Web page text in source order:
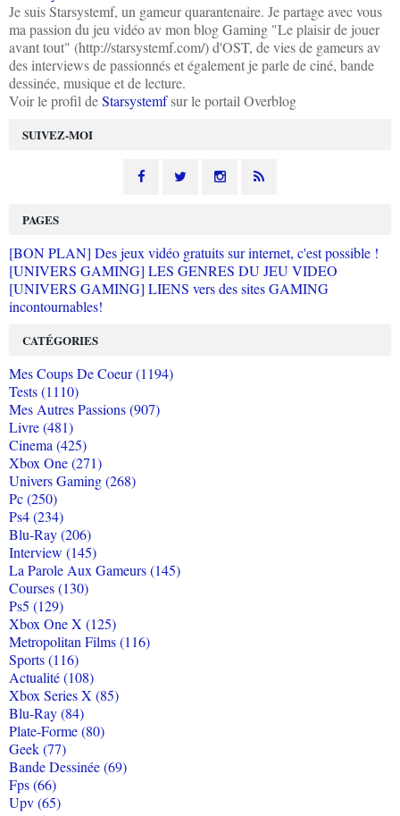
SUIVEZ-MOI
Je suis Starsystemf, un gameur quarantenaire. Je partage avec vous
ma passion du jeu vidéo av mon blog Gaming "Le plaisir de jouer
avant tout" (http://starsystemf.com/) d'OST, de vies de gameurs av
des interviews de passionnés et également je parle de ciné, bande
dessinée, musique et de lecture.
Voir le profil deStarsystemfsur le portail Overblog
PAGES
[BON PLAN] Des jeux vidéo gratuits sur internet, c'est possible !
[UNIVERS GAMING] LES GENRES DU JEU VIDEO
[UNIVERS GAMING] LIENS vers des sites GAMING
incontournables!
CATÉGORIES
Mes Coups De Coeur (1194)
Tests (1110)
Mes Autres Passions (907)
Livre (481)
Cinema (425)
Xbox One (271)
Univers Gaming (268)
Pc (250)
Ps4 (234)
Blu-Ray (206)
Interview (145)
La Parole Aux Gameurs (145)
Courses (130)
Ps5 (129)
Xbox One X (125)
Metropolitan Films (116)
Sports (116)
Actualité (108)
Xbox Series X (85)
Blu-Ray (84)
Plate-Forme (80)
Geek (77)
Bande Dessinée (69)
Fps (66)
Upv (65)